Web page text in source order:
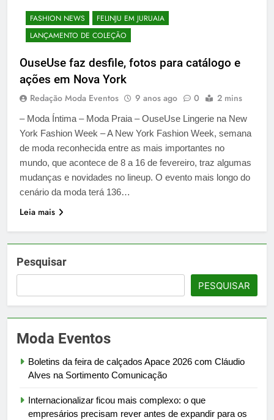
FASHION NEWS
FELINJU EM JURUAIA
LANÇAMENTO DE COLEÇÃO
OuseUse faz desfile, fotos para catálogo e
ações em Nova York
Redação Moda Eventos 9 anos ago 0 2 mins
– Moda Íntima – Moda Praia – OuseUse Lingerie na New
York Fashion Week – A New York Fashion Week, semana
de moda reconhecida entre as mais importantes no
mundo, que acontece de 8 a 16 de fevereiro, traz algumas
mudanças e novidades no lineup. O evento mais longo do
cenário da moda terá 136…
Leia mais
Pesquisar
PESQUISAR
Moda Eventos
Boletins da feira de calçados Apace 2026 com Cláudio
Alves na Sortimento Comunicação
Internacionalizar ficou mais complexo: o que
empresários precisam rever antes de expandir para os